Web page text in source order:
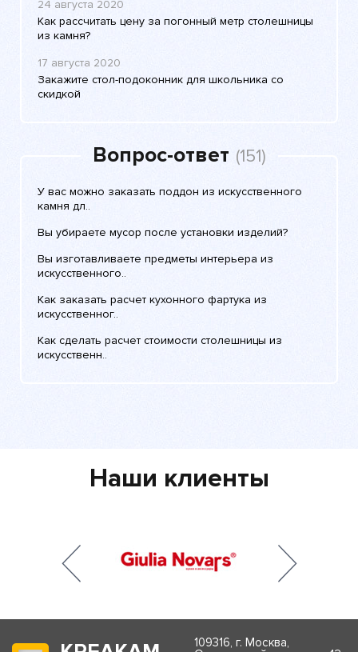
24 августа 2020
Как рассчитать цену за погонный метр столешницы
из камня?
17 августа 2020
Закажите стол-подоконник для школьника со
скидкой
Вопрос-ответ (151)
У вас можно заказать поддон из искусственного
камня дл..
Вы убираете мусор после установки изделий?
Вы изготавливаете предметы интерьера из
искусственного..
Как заказать расчет кухонного фартука из
искусственног..
Как сделать расчет стоимости столешницы из
искусственн..
Наши клиенты
109316, г. Москва,